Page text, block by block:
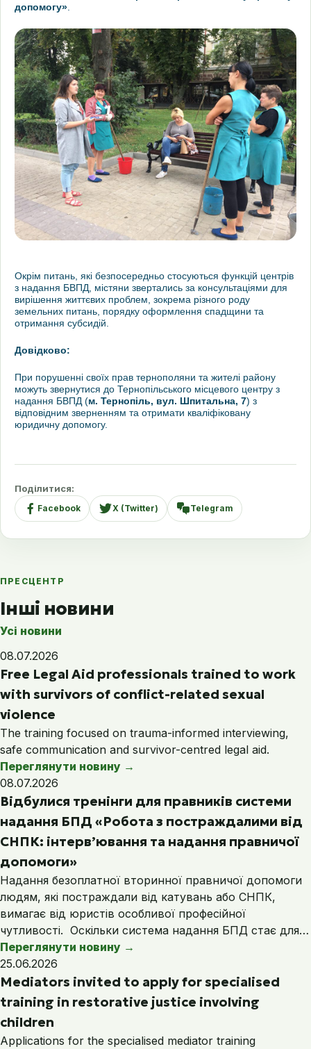
допомогу».
Окрім питань, які безпосередньо стосуються функцій центрів
з надання БВПД, містяни звертались за консультаціями для
вирішення життєвих проблем, зокрема різного роду
земельних питань, порядку оформлення спадщини та
отримання субсидій.
Довідково:
При порушенні своїх прав тернополяни та жителі району
можуть звернутися до Тернопільського місцевого центру з
надання БВПД (м. Тернопіль, вул. Шпитальна, 7) з
відповідним зверненням та отримати кваліфіковану
юридичну допомогу.
Поділитися:
Facebook X (Twitter) Telegram
ПРЕСЦЕНТР
Інші новини
Усі новини
08.07.2026
Free Legal Aid professionals trained to work
with survivors of conflict-related sexual
violence
The training focused on trauma-informed interviewing,
safe communication and survivor-centred legal aid.
Переглянути новину →
08.07.2026
Відбулися тренінги для правників системи
надання БПД «Робота з постраждалими від
СНПК: інтерв’ювання та надання правничої
допомоги»
Надання безоплатної вторинної правничої допомоги
людям, які постраждали від катувань або СНПК,
вимагає від юристів особливої професійної
чутливості. Оскільки система надання БПД стає для…
Переглянути новину →
25.06.2026
Mediators invited to apply for specialised
training in restorative justice involving
children
Applications for the specialised mediator training